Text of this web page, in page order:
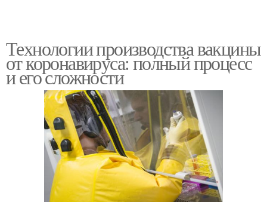
Технологии производства вакцины
от коронавируса: полный процесс
и его сложности